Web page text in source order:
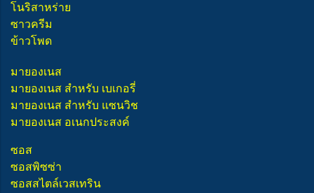
โนริสาหร่าย
ซาวครีม
ข้าวโพด
มายองเนส
มายองเนส สำหรับ เบเกอรี่
มายองเนส สำหรับ แซนวิช
มายองเนส อเนกประสงค์
ซอส
ซอสพิซซ่า
ซอสสไตล์เวสเทริน